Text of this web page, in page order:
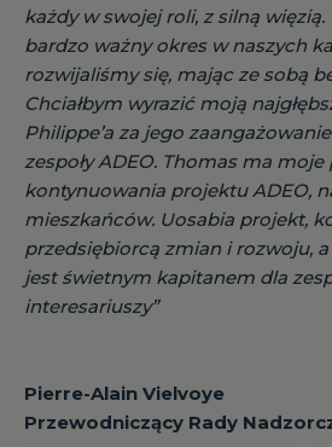
każdy w swojej roli, z silną więzią.
bardzo ważny okres w naszych
rozwijaliśmy się, mając ze sobą
Chciałbym wyrazić moją
Philippe’a za jego
zespoły ADEO. Thomas ma moje
kontynuowania projektu ADEO,
mieszkańców. Uosabia projekt,
przedsiębiorcą zmian i rozwoju,
jest świetnym kapitanem dla
interesariuszy”
Pierre-Alain Vielvoye
Przewodniczący Rady